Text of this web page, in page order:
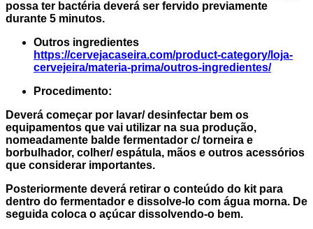
possa ter bactéria deverá ser fervido previamente
durante 5 minutos.
Outros ingredientes
https://cervejacaseira.com/product-category/loja-
cervejeira/materia-prima/outros-ingredientes/
Procedimento:
Deverá começar por lavar/ desinfectar bem os
equipamentos que vai utilizar na sua produção,
nomeadamente balde fermentador c/ torneira e
borbulhador, colher/ espátula, mãos e outros acessórios
que considerar importantes.
Posteriormente deverá retirar o conteúdo do kit para
dentro do fermentador e dissolve-lo com água morna. De
seguida coloca o açúcar dissolvendo-o bem.